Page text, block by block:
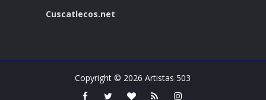
Cuscatlecos.net
Copyright © 2026Artistas 503